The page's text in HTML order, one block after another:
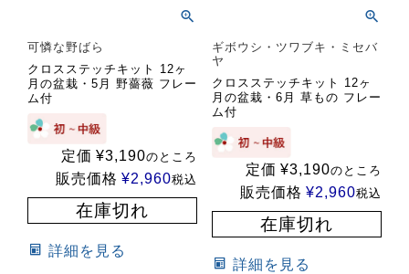
可憐な野ばら
クロスステッチキット 12ヶ
月の盆栽・5月 野薔薇 フレー
ム付
定価 ¥3,190のところ
販売価格 ¥2,960税込
在庫切れ
詳細を見る
ギボウシ・ツワブキ・ミセバ
ヤ
クロスステッチキット 12ヶ
月の盆栽・6月 草もの フレー
ム付
定価 ¥3,190のところ
販売価格 ¥2,960税込
在庫切れ
詳細を見る